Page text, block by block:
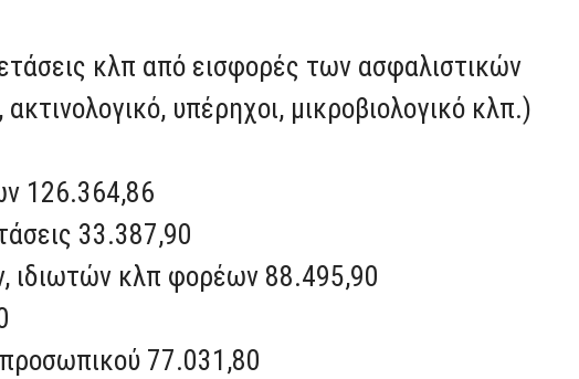
κλπ από εισφορές των ασφαλιστικών
υπέρηχοι, μικροβιολογικό κλπ.)
126.364,86
33.387,90
ιδιωτών κλπ φορέων 88.495,90
77.031,80